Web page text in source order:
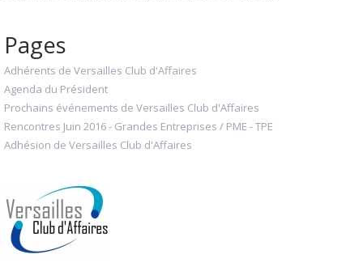
Pages
Adhérents de Versailles Club d'Affaires
Agenda du Président
Prochains événements de Versailles Club d'Affaires
Rencontres Juin 2016 - Grandes Entreprises / PME - TPE
Adhésion de Versailles Club d'Affaires